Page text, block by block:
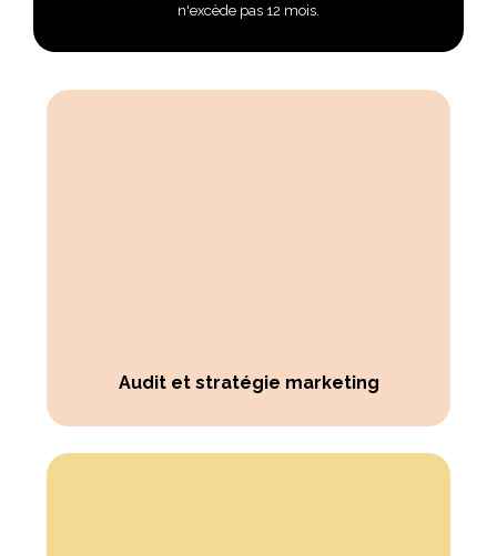
n'excède pas 12 mois.
Audit et stratégie marketing